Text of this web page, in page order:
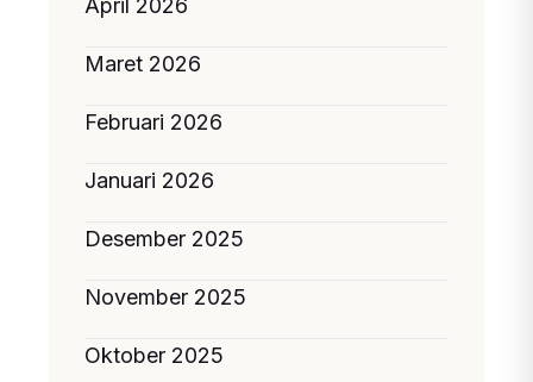
April 2026
Maret 2026
Februari 2026
Januari 2026
Desember 2025
November 2025
Oktober 2025